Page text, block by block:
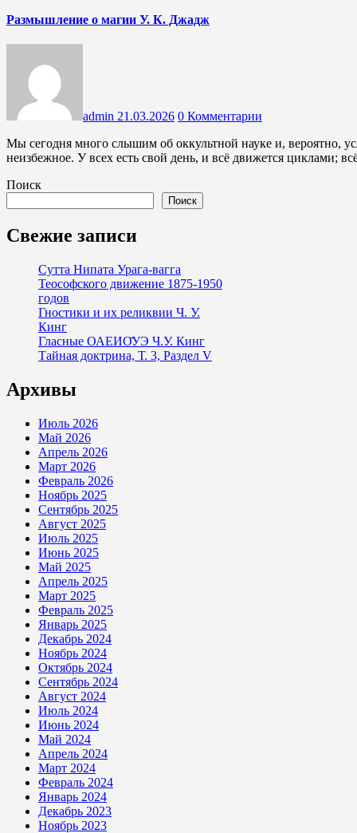
Размышление о магии У. К. Джадж
admin 21.03.2026 0 Комментарии
Мы сегодня много слышим об оккультной науке и, вероятно, услышим ещё больше. Это следует принимать как
неизбежное. У всех есть свой день, и всё движется циклами;
Поиск
Поиск
Свежие записи
Сутта Нипата Урага-вагга
Теософского движение 1875-1950
годов
Гностики и их реликвии Ч. У.
Кинг
Гласные ОАЕИО̄УЭ Ч.У. Кинг
Тайная доктрина, Т. 3, Раздел V
Архивы
Июль 2026
Май 2026
Апрель 2026
Март 2026
Февраль 2026
Ноябрь 2025
Сентябрь 2025
Август 2025
Июль 2025
Июнь 2025
Май 2025
Апрель 2025
Март 2025
Февраль 2025
Январь 2025
Декабрь 2024
Ноябрь 2024
Октябрь 2024
Сентябрь 2024
Август 2024
Июль 2024
Июнь 2024
Май 2024
Апрель 2024
Март 2024
Февраль 2024
Январь 2024
Декабрь 2023
Ноябрь 2023